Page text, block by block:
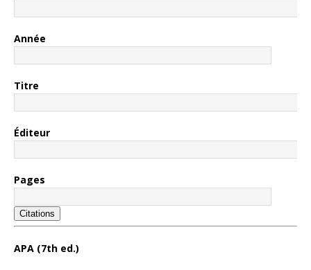
Année
Titre
Éditeur
Pages
Citations
APA (7th ed.)